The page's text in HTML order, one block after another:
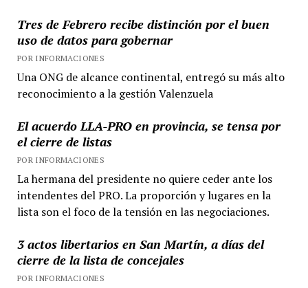
Tres de Febrero recibe distinción por el buen
uso de datos para gobernar
POR INFORMACIONES
Una ONG de alcance continental, entregó su más alto
reconocimiento a la gestión Valenzuela
El acuerdo LLA-PRO en provincia, se tensa por
el cierre de listas
POR INFORMACIONES
La hermana del presidente no quiere ceder ante los
intendentes del PRO. La proporción y lugares en la
lista son el foco de la tensión en las negociaciones.
3 actos libertarios en San Martín, a días del
cierre de la lista de concejales
POR INFORMACIONES